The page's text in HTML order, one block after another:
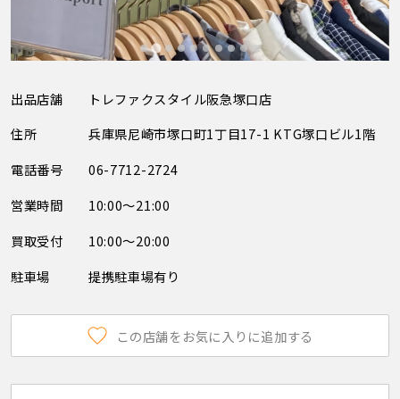
出品店舗
トレファクスタイル阪急塚口店
住所
兵庫県尼崎市塚口町1丁目17-1 KTG塚口ビル1階
電話番号
06-7712-2724
営業時間
10:00～21:00
買取受付
10:00～20:00
駐車場
提携駐車場有り
この店舗をお気に入りに追加する